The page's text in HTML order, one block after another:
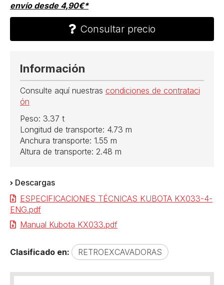
envío desde 4,90€*
Consultar precio
Información
Consulte aquí nuestras condiciones de contrataci
ón
Peso: 3.37 t
Longitud de transporte: 4.73 m
Anchura transporte: 1.55 m
Altura de transporte: 2.48 m
Descargas
ESPECIFICACIONES TÉCNICAS KUBOTA KX033-4-
ENG.pdf
Manual Kubota KX033.pdf
Clasificado en: RETROEXCAVADORAS